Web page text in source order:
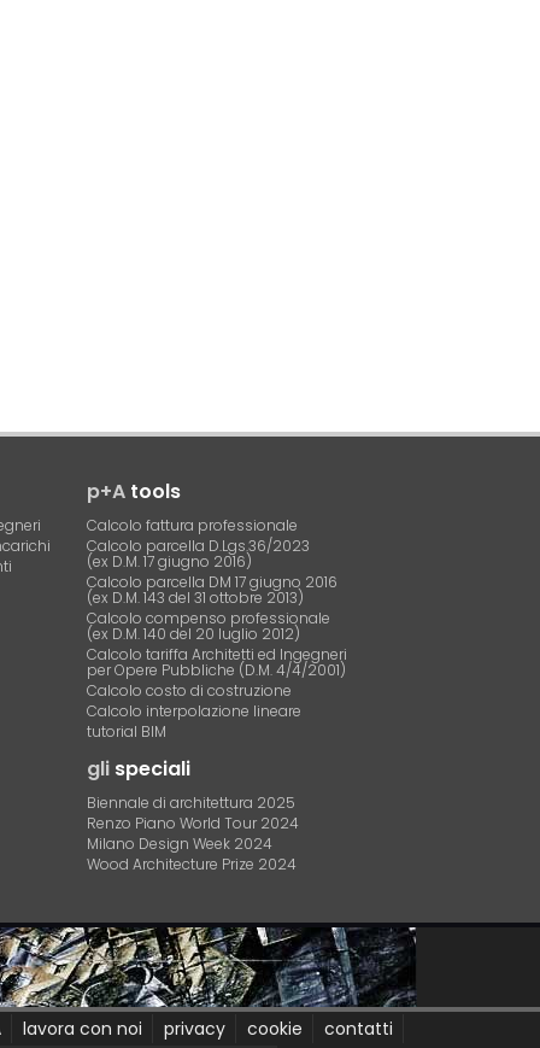
p+A tools
Calcolo fattura professionale
Calcolo parcella D.Lgs.36/2023
(ex D.M. 17 giugno 2016)
Calcolo parcella DM 17 giugno 2016
(ex D.M. 143 del 31 ottobre 2013)
Calcolo compenso professionale
(ex D.M. 140 del 20 luglio 2012)
Calcolo tariffa Architetti ed Ingegneri
per Opere Pubbliche (D.M. 4/4/2001)
Calcolo costo di costruzione
Calcolo interpolazione lineare
tutorial BIM
gli speciali
Biennale di architettura 2025
Renzo Piano World Tour 2024
Milano Design Week 2024
Wood Architecture Prize 2024
lavora con noi privacy cookie contatti